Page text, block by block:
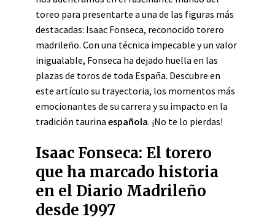
toreo para presentarte a una de las figuras más
destacadas: Isaac Fonseca, reconocido torero
madrileño. Con una técnica impecable y un valor
inigualable, Fonseca ha dejado huella en las
plazas de toros de toda España. Descubre en
este artículo su trayectoria, los momentos más
emocionantes de su carrera y su impacto en la
tradición taurina española. ¡No te lo pierdas!
Isaac Fonseca: El torero
que ha marcado historia
en el Diario Madrileño
desde 1997